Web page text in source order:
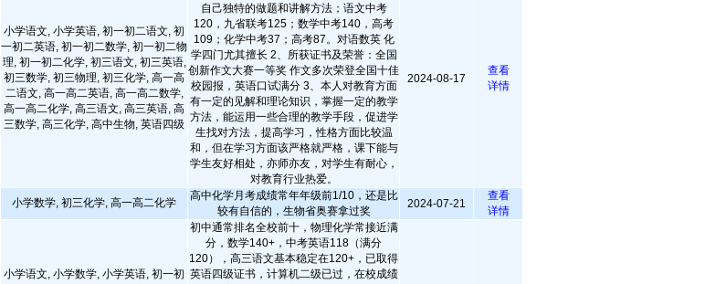
小学语文, 小学英语, 初一初二语文, 初
一初二英语, 初一初二数学, 初一初二物
理, 初一初二化学, 初三语文, 初三英语,
初三数学, 初三物理, 初三化学, 高一高
二语文, 高一高二英语, 高一高二数学,
高一高二化学, 高三语文, 高三英语, 高
三数学, 高三化学, 高中生物, 英语四级
自己独特的做题和讲解方法；语文中考
120，九省联考125；数学中考140，高考
109；化学中考37；高考87。对语数英 化
学四门尤其擅长 2、所获证书及荣誉：全国
创新作文大赛一等奖 作文多次荣登全国十佳
校园报，英语口试满分 3、本人对教育方面
有一定的见解和理论知识，掌握一定的教学
方法，能运用一些合理的教学手段，促进学
生找对方法，提高学习，性格方面比较温
和，但在学习方面该严格就严格，课下能与
学生友好相处，亦师亦友，对学生有耐心，
对教育行业热爱。
2024-08-17
查看
详情
小学数学, 初三化学, 高一高二化学
高中化学月考成绩常年年级前1/10，还是比
较有自信的，生物省奥赛拿过奖
2024-07-21
查看
详情
小学语文, 小学数学, 小学英语, 初一初
初中通常排名全校前十，物理化学常接近满
分，数学140+，中考英语118（满分
120），高三语文基本稳定在120+，已取得
英语四级证书，计算机二级已过，在校成绩